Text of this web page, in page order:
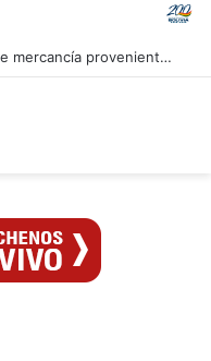
Venezuela recibe 13 toneladas de mercancía provenientes de Colombia